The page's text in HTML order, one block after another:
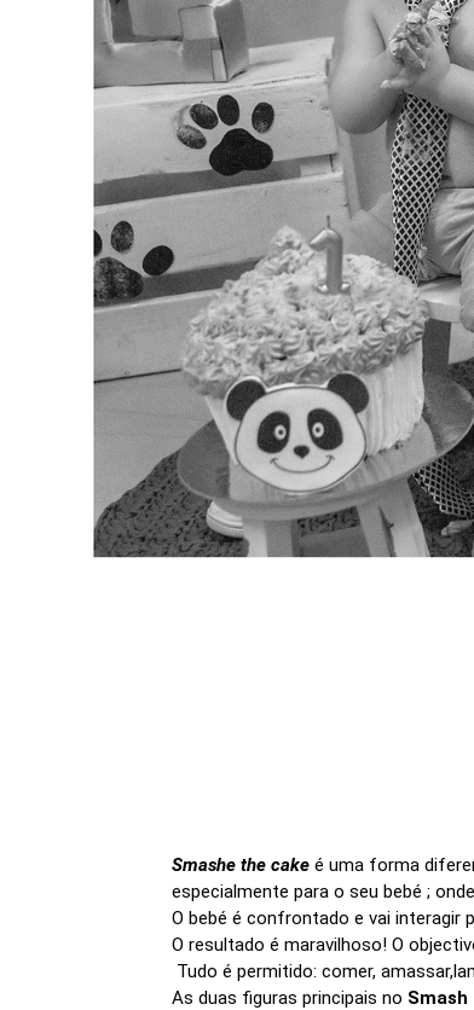
Smashe the cake é uma forma
especialmente para o seu bebé ;
O bebé é confrontado e vai interagir
O resultado é maravilhoso! O
Tudo é permitido: comer,
As duas figuras principais no